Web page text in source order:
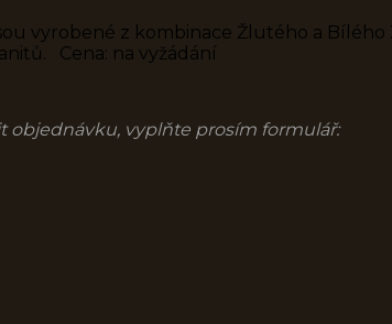
vyrobené z kombinace Žlutého a Bílého
Cena: na vyžádání
objednávku, vyplňte prosím formulář: